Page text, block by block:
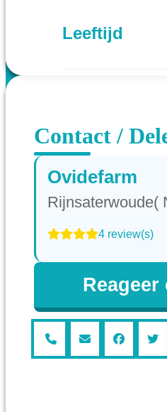
Leeftijd
Contact /
Ovidefarm
Rijnsaterwoude(
4 review(s)